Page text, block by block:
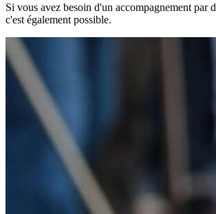
Si vous avez besoin d'un accompagnement par
c'est également possible.